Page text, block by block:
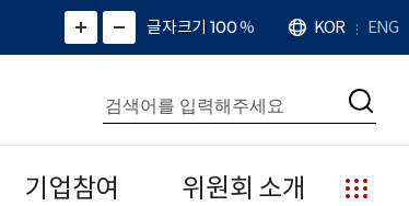
)
화
면
면
소
확
대
치
글자크기 100%
언
어
KOR ENG
통
합
검
색
검
기업참여 위원회 소개
누